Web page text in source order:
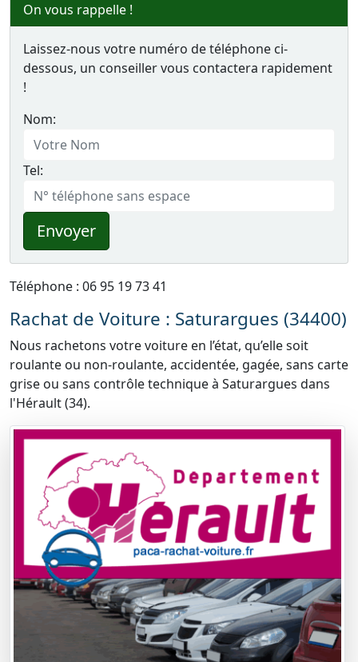
On vous rappelle !
Laissez-nous votre numéro de téléphone ci-
dessous, un conseiller vous contactera rapidement
!
Nom:
Tel:
Envoyer
Téléphone : 06 95 19 73 41
Rachat de Voiture : Saturargues (34400)
Nous rachetons votre voiture en l’état, qu’elle soit
roulante ou non-roulante, accidentée, gagée, sans carte
grise ou sans contrôle technique à Saturargues dans
l'Hérault (34).